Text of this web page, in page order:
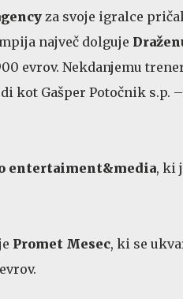
za svoje igralce
največ dolguje
evrov. Nekdanjemu
kot Gašper Potočnik s.p.
entertaiment&media, ki
Promet Mesec, ki se